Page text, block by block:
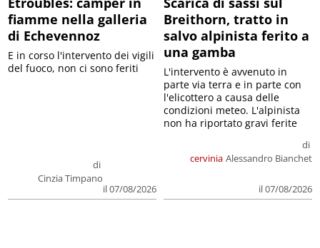
fiamme nella galleria
di Echevennoz
di
Cinzia Timpano
il 07/08/2026
E in corso l'intervento dei vigili
del fuoco, non ci sono feriti
Breithorn, tratto in
salvo alpinista ferito a
una gamba
cervinia
di
Alessandro Bianchet
il 07/08/2026
L'intervento è avvenuto in
parte via terra e in parte con
l'elicottero a causa delle
condizioni meteo. L'alpinista
non ha riportato gravi ferite